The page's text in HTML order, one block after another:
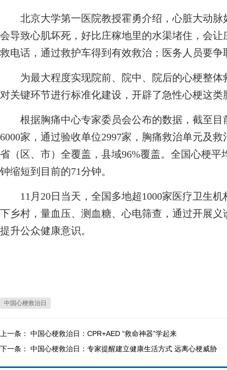
北京大学第一医院教授霍勇介绍，心脏大动脉
会导致心肌坏死，好比庄稼地里的水渠堵住，会
救电话，通过救护车得到有效救治；医务人员要
为最大程度实现院前、院中、院后的心梗整体
对关键环节进行标准化建设，开辟了急性心梗这
根据胸痛中心专家委员会公布的数据，截至目
6000家，通过验收单位2997家，胸痛救治单元及
省（区、市）全覆盖，县域96%覆盖。全国心梗
钟缩短到目前的71分钟。
11月20日当天，全国多地超1000家医疗卫生机
下乡村，量血压、测血糖、心电筛查，通过开展
提升公众健康意识。
中国心梗救治日
上一条： 中国心梗救治日：CPR+AED “救命神器”学起来
下一条： 中国心梗救治日：专家提醒建立健康生活方式 远离心梗威胁